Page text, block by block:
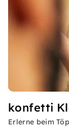
konfetti
Erlerne beim